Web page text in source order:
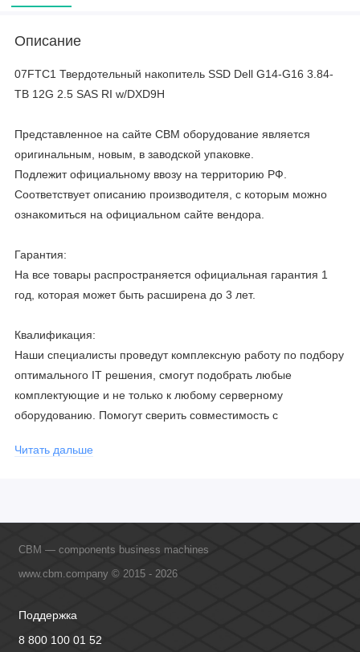
Описание
07FTC1 Твердотельный накопитель SSD Dell G14-G16 3.84-
TB 12G 2.5 SAS RI w/DXD9H
Представленное на сайте CBM оборудование является
оригинальным, новым, в заводской упаковке.
Подлежит официальному ввозу на территорию РФ.
Соответствует описанию производителя, с которым можно
ознакомиться на официальном сайте вендора.
Гарантия:
На все товары распространяется официальная гарантия 1
год, которая может быть расширена до 3 лет.
Квалификация:
Наши специалисты проведут комплексную работу по подбору
оптимального IT решения, смогут подобрать любые
комплектующие и не только к любому серверному
оборудованию. Помогут сверить совместимость с
официальными производителями и проводим регулярное
Читать дальше
CBM — components business machines
www.cbm.company © 2015 - 2026
Поддержка
8 800 100 01 52